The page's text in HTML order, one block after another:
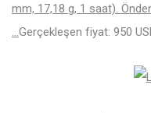
mm, 17,18 g, 1 saat).
Gerçekleşen fiyat: 950